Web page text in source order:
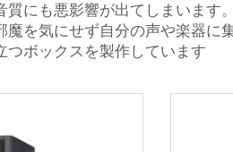
質にも悪影響が出てしまいます
魔を気にせず自分の声や楽器
ボックスを製作しています